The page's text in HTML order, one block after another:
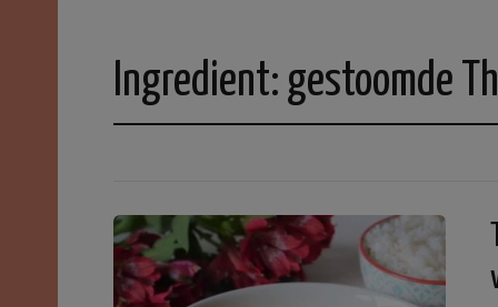
Ingredient: gestoomde